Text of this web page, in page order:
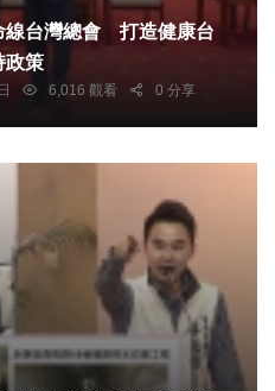
線台灣總會 打造健康台
政策
6,016 觀看 0 分享